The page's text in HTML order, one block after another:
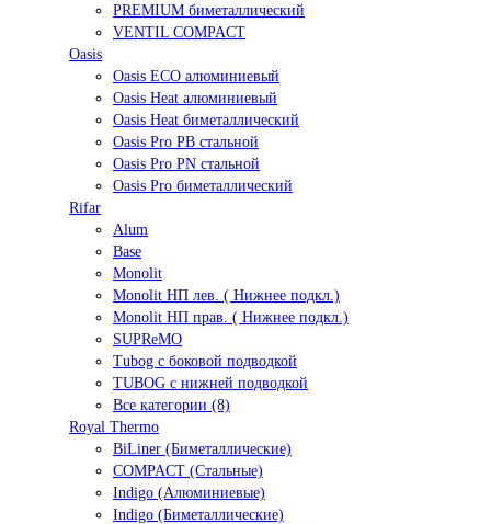
PREMIUM биметаллический
VENTIL COMPACT
Oasis
Oasis ECO алюминиевый
Oasis Heat алюминиевый
Oasis Heat биметаллический
Oasis Pro PB стальной
Oasis Pro PN стальной
Oasis Pro биметаллический
Rifar
Alum
Base
Monolit
Monolit НП лев. ( Нижнее подкл.)
Monolit НП прав. ( Нижнее подкл.)
SUPReMO
Tubog с боковой подводкой
TUBOG с нижней подводкой
Все категории (8)
Royal Thermo
BiLiner (Биметаллические)
COMPACT (Стальные)
Indigo (Алюминиевые)
Indigo (Биметаллические)